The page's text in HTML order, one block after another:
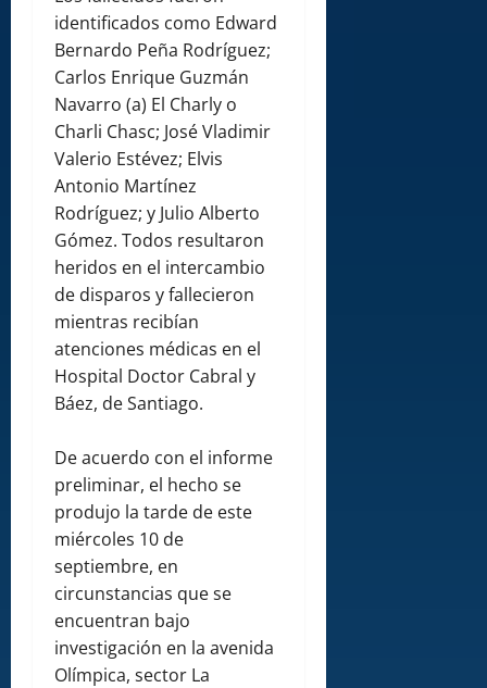
identificados como Edward
Bernardo Peña Rodríguez;
Carlos Enrique Guzmán
Navarro (a) El Charly o
Charli Chasc; José Vladimir
Valerio Estévez; Elvis
Antonio Martínez
Rodríguez; y Julio Alberto
Gómez. Todos resultaron
heridos en el intercambio
de disparos y fallecieron
mientras recibían
atenciones médicas en el
Hospital Doctor Cabral y
Báez, de Santiago.
De acuerdo con el informe
preliminar, el hecho se
produjo la tarde de este
miércoles 10 de
septiembre, en
circunstancias que se
encuentran bajo
investigación en la avenida
Olímpica, sector La